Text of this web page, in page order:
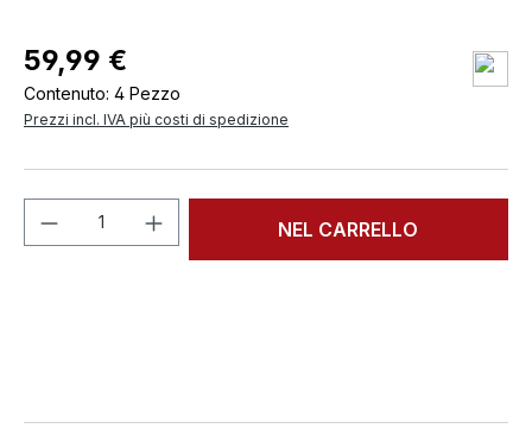
59,99 €
Contenuto: 4 Pezzo
Prezzi incl. IVA più costi di spedizione
Quantità del prodotto: inserisci la
NEL CARRELLO